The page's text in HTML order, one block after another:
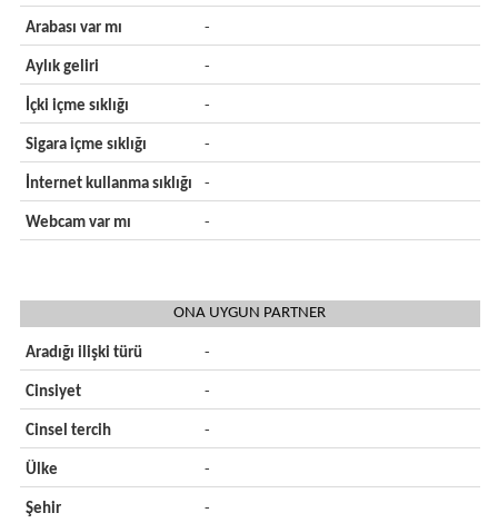
Arabası var mı -
Aylık geliri -
İçki içme sıklığı -
Sigara içme sıklığı -
İnternet kullanma sıklığı -
Webcam var mı -
ONA UYGUN PARTNER
Aradığı ilişki türü -
Cinsiyet -
Cinsel tercih -
Ülke -
Şehir -